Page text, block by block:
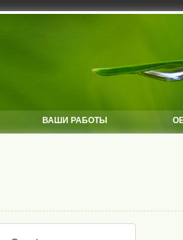
ВАШИ РАБОТЫ